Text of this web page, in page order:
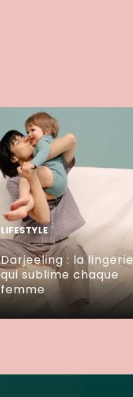
LIFESTYLE
Darjeeling : la lingerie
qui sublime chaque
femme